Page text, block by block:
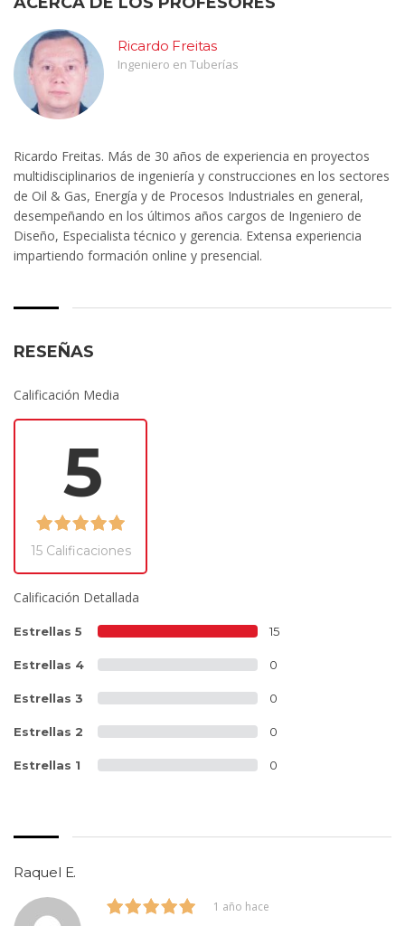
Ricardo Freitas
Ingeniero en Tuberías
Ricardo Freitas. Más de 30 años de experiencia en proyectos
multidisciplinarios de ingeniería y construcciones en los sectores
de Oil & Gas, Energía y de Procesos Industriales en general,
desempeñando en los últimos años cargos de Ingeniero de
Diseño, Especialista técnico y gerencia. Extensa experiencia
impartiendo formación online y presencial.
RESEÑAS
Calificación Media
5
15 Calificaciones
Calificación Detallada
Estrellas 5 15
Estrellas 4 0
Estrellas 3 0
Estrellas 2 0
Estrellas 1 0
Raquel E.
1 año hace